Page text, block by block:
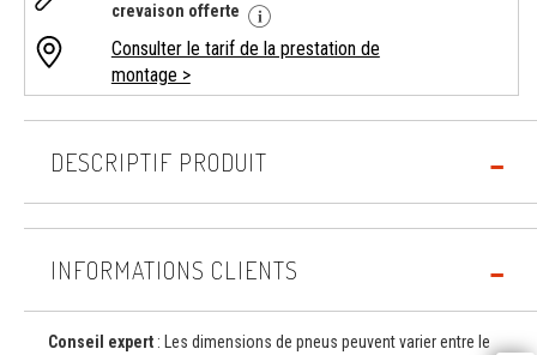
crevaison offerte
Consulter le tarif de la prestation de
montage >
DESCRIPTIF PRODUIT
INFORMATIONS CLIENTS
Conseil expert : Les dimensions de pneus peuvent varier entre le